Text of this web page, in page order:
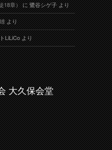
18章）に鷺谷シゲ子より
より
LiLiCoより
大久保会堂